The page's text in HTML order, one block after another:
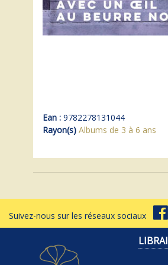
Ean : 9782278131044
Rayon(s) Albums de 3 à 6 ans
Suivez-nous sur les réseaux sociaux